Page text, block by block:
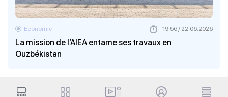
La mission de l’AIEA entame ses travaux en
Ouzbékistan
Économie 19:56 / 22.06.2026